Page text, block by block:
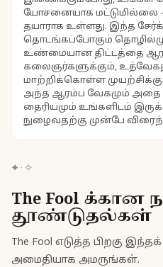
யோசனையாக மட்டுமில்லை
தயாராக உள்ளது. இந்த
தொடங்கப்போகும்
உண்மையான திட்டத்தை
கலைஞர்களுக்கும்,
மாற்றிக்கொள்ள
அந்த ஆரம்ப வேகமும் அதை
தைரியமும் உங்களிடம்
நுழைவதற்கு முன்பே
✦ · ✧
The Fool க்கான
தூண்டுதல்கள்
The Fool எடுத்த பிறகு
அமைதியாக அமருங்கள்.